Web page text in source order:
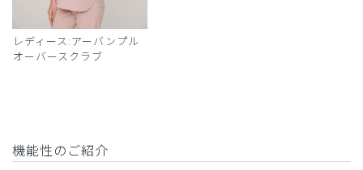
レディース:アーバンプル
オーバースクラブ
機能性のご紹介